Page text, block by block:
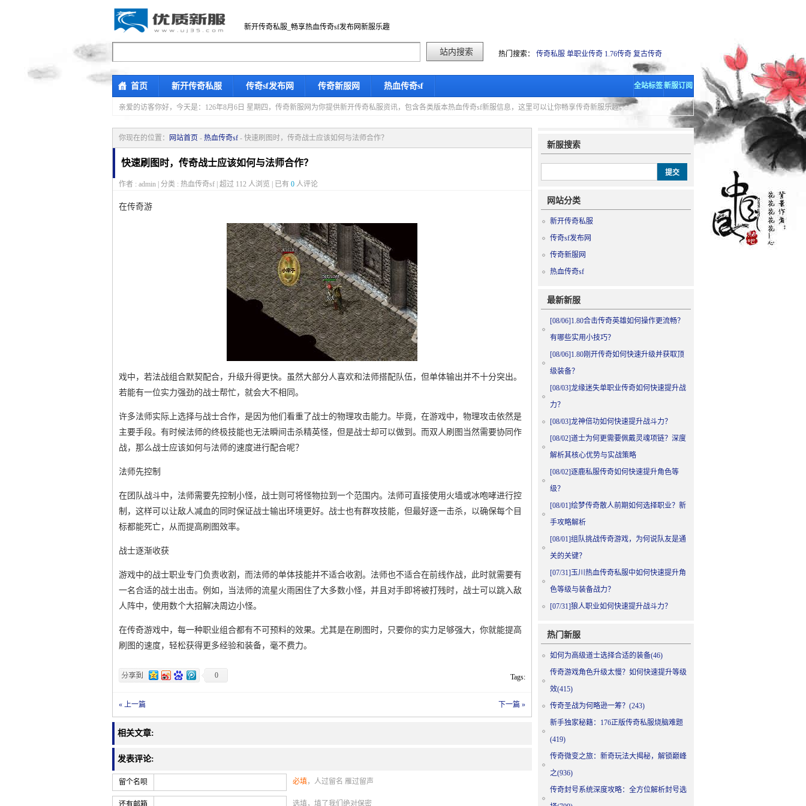
新开传奇私服_畅享热血传奇sf发布网新服乐趣
热门搜索： 传奇私服 单职业传奇 1.76传奇 复古传奇
首页 新开传奇私服 传奇sf发布网 传奇新服网 热血传奇sf 全站标签新服订阅
亲爱的访客你好， 今天是：126年8月6日 星期四，传奇新服网为你提供新开传奇私服资讯，包含各类版本热血传奇sf新服信息，这里可以让你畅享传奇新服乐趣。
你现在的位置： 网站首页 - 热血传奇sf - 快速刷图时，传奇战士应该如何与法师合作？
快速刷图时，传奇战士应该如何与法师合作？
作者 : admin | 分类 : 热血传奇sf | 超过 112 人浏览 | 已有 0 人评论
在传奇游
戏中，若法战组合默契配合，升级升得更快。虽然大部分人喜欢和法师搭配队伍，但单体输出并不十分突出。
若能有一位实力强劲的战士帮忙，就会大不相同。
许多法师实际上选择与战士合作，是因为他们看重了战士的物理攻击能力。毕竟，在游戏中，物理攻击依然是
主要手段。有时候法师的终极技能也无法瞬间击杀精英怪，但是战士却可以做到。而双人刷图当然需要协同作
战，那么战士应该如何与法师的速度进行配合呢？
法师先控制
在团队战斗中，法师需要先控制小怪，战士则可将怪物拉到一个范围内。法师可直接使用火墙或冰咆哮进行控
制，这样可以让敌人减血的同时保证战士输出环境更好。战士也有群攻技能，但最好逐一击杀，以确保每个目
标都能死亡，从而提高刷图效率。
战士逐渐收获
游戏中的战士职业专门负责收割，而法师的单体技能并不适合收割。法师也不适合在前线作战，此时就需要有
一名合适的战士出击。例如，当法师的流星火雨困住了大多数小怪，并且对手即将被打残时，战士可以跳入敌
人阵中，使用数个大招解决周边小怪。
在传奇游戏中，每一种职业组合都有不可预料的效果。尤其是在刷图时，只要你的实力足够强大，你就能提高
刷图的速度，轻松获得更多经验和装备，毫不费力。
0 Tags:
« 上一篇 下一篇 »
相关文章:
发表评论:
留个名呗 必填，人过留名 雁过留声
还有邮箱 选填，填了我们绝对保密
新服搜索
网站分类
新开传奇私服
传奇sf发布网
传奇新服网
热血传奇sf
最新新服
[08/06]1.80合击传奇英雄如何操作更流畅？
有哪些实用小技巧？
[08/06]1.80刚开传奇如何快速升级并获取顶
级装备？
[08/03]龙缘迷失单职业传奇如何快速提升战
力？
[08/03]龙神倍功如何快速提升战斗力？
[08/02]道士为何更需要佩戴灵魂项链？深度
解析其核心优势与实战策略
[08/02]逐鹿私服传奇如何快速提升角色等
级？
[08/01]绘梦传奇散人前期如何选择职业？新
手攻略解析
[08/01]组队挑战传奇游戏，为何说队友是通
关的关键？
[07/31]玉川热血传奇私服中如何快速提升角
色等级与装备战力？
[07/31]狼人职业如何快速提升战斗力？
热门新服
如何为高级道士选择合适的装备(46)
传奇游戏角色升级太慢？如何快速提升等级
效(415)
传奇圣战为何略逊一筹？(243)
新手独家秘籍：176正版传奇私服烧脑难题
(419)
传奇微变之旅：新奇玩法大揭秘，解锁巅峰
之(936)
传奇封号系统深度攻略：全方位解析封号选